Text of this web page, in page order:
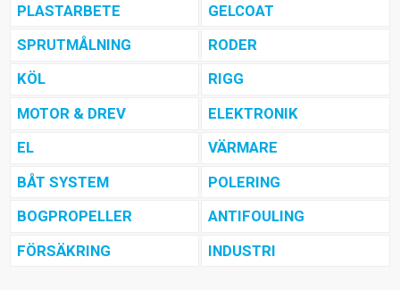
PLASTARBETE
GELCOAT
SPRUTMÅLNING
RODER
KÖL
RIGG
MOTOR & DREV
ELEKTRONIK
EL
VÄRMARE
BÅT SYSTEM
POLERING
BOGPROPELLER
ANTIFOULING
FÖRSÄKRING
INDUSTRI